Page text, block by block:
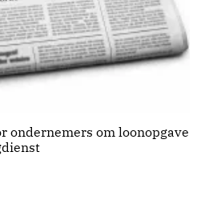
ondernemers om loonopgave